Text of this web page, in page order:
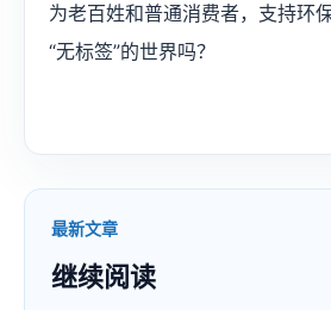
为老百姓和普通消费者，支持环
“无标签”的世界吗？​
最新文章
继续阅读